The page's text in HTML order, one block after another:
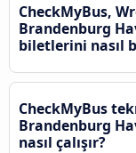
CheckMyBus,
Brandenburg
biletlerini nasıl
CheckMyBus
Brandenburg
nasıl çalışır?